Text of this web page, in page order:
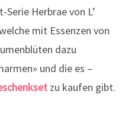
Herbrae von L’
mit Essenzen von
dazu
und die es –
zu kaufen gibt.